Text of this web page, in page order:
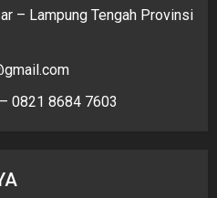
– Lampung Tengah Provinsi
0821 8684 7603